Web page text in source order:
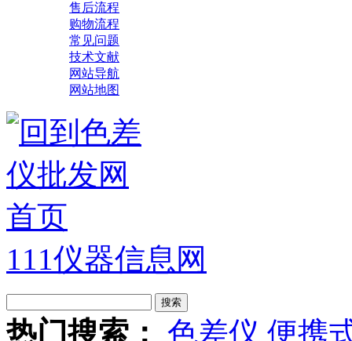
售后流程
购物流程
常见问题
技术文献
网站导航
网站地图
111仪器信息网
热门搜索： 色差仪 便携